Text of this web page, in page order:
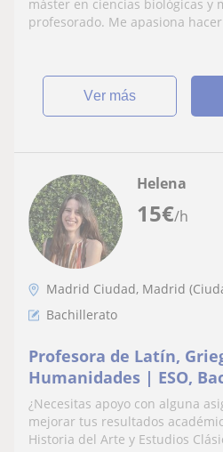
máster en ciencias biológicas y
profesorado. Me apasiona
ver más
15€/h
Helena
Madrid Ciudad, Madrid
Bachillerato
Profesora de Latín,
Humanidades | ESO,
¿Necesitas apoyo con alguna
mejorar tus resultados
Historia del Arte y Estudios